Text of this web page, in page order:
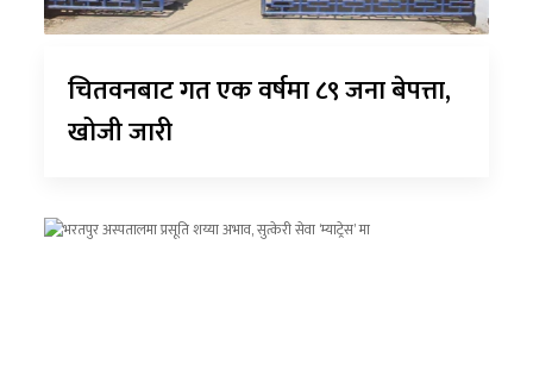
चितवनबाट गत एक वर्षमा ८९ जना बेपत्ता,
खोजी जारी